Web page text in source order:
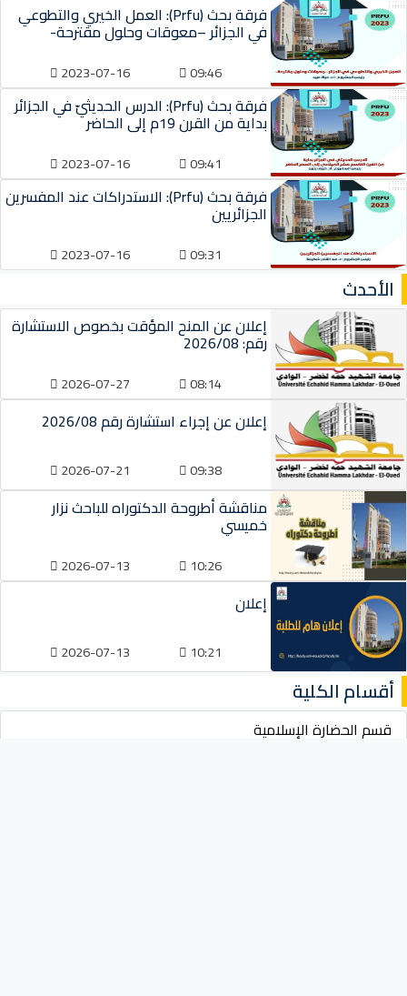
فرقة بحث (Prfu): العمل الخيري والتطوعي
في الجزائر –معوقات وحلول مقترحة-
09:46
2023-07-16
فرقة بحث (Prfu): الدرس الحديثيّ في الجزائر
بداية من القرن 19م إلى الحاضر
09:41
2023-07-16
فرقة بحث (Prfu): الاستدراكات عند المفسرين
الجزائريين
09:31
2023-07-16
الأحدث
إعلان عن المنح المؤقت بخصوص الاستشارة
رقم: 2026/08
08:14
2026-07-27
إعلان عن إجراء استشارة رقم 2026/08
09:38
2026-07-21
مناقشة أطروحة الدكتوراه للباحث نزار
خميسي
10:26
2026-07-13
إعلان
10:21
2026-07-13
أقسام الكلية
قسم الحضارة الإسلامية